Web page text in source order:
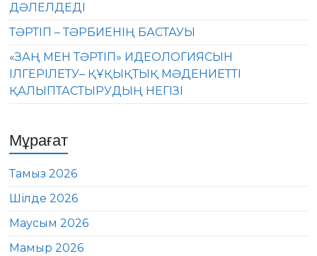
ДӘЛЕЛДЕДІ
ТӘРТІП – ТӘРБИЕНІҢ БАСТАУЫ
«ЗАҢ МЕН ТӘРТІП» ИДЕОЛОГИЯСЫН
ІЛГЕРІЛЕТУ– ҚҰҚЫҚТЫҚ МӘДЕНИЕТТІ
ҚАЛЫПТАСТЫРУДЫҢ НЕГІЗІ
Мұрағат
Тамыз 2026
Шілде 2026
Маусым 2026
Мамыр 2026